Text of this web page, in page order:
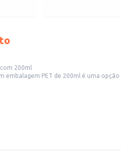
200ml
é uma opção prática e refrescante, ideal para diversos contextos.
PET de 200ml oferece praticidade e
e reduz desperdícios.